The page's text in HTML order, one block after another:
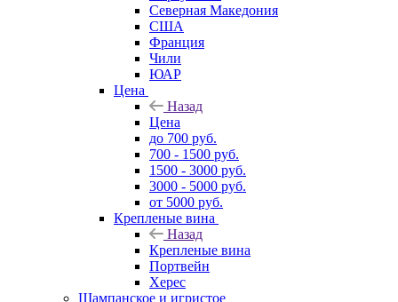
Северная Македония
США
Франция
Чили
ЮАР
Цена
Назад
Цена
до 700 руб.
700 - 1500 руб.
1500 - 3000 руб.
3000 - 5000 руб.
от 5000 руб.
Крепленые вина
Назад
Крепленые вина
Портвейн
Херес
Шампанское и игристое